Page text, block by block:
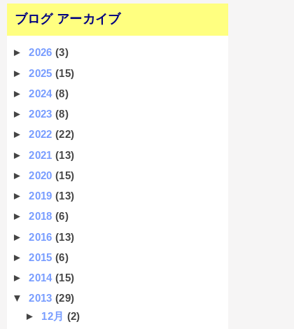
ブログ アーカイブ
►2026(3)
►2025(15)
►2024(8)
►2023(8)
►2022(22)
►2021(13)
►2020(15)
►2019(13)
►2018(6)
►2016(13)
►2015(6)
►2014(15)
▼2013(29)
► 12月 (2)